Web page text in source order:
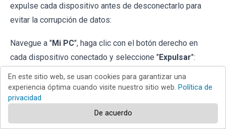
expulse cada dispositivo antes de desconectarlo para
evitar la corrupción de datos:
Navegue a "Mi PC", haga clic con el botón derecho en
cada dispositivo conectado y seleccione "Expulsar":
En este sitio web, se usan cookies para garantizar una
experiencia óptima cuando visite nuestro sitio web. Política de
privacidad
De acuerdo